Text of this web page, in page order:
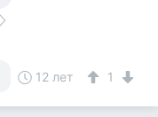
12 лет 1